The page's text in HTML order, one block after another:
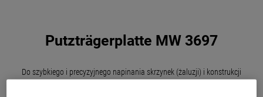
Putzträgerplatte MW 3697
Do szybkiego i precyzyjnego napinania skrzynek (żaluzji) i konstrukcji